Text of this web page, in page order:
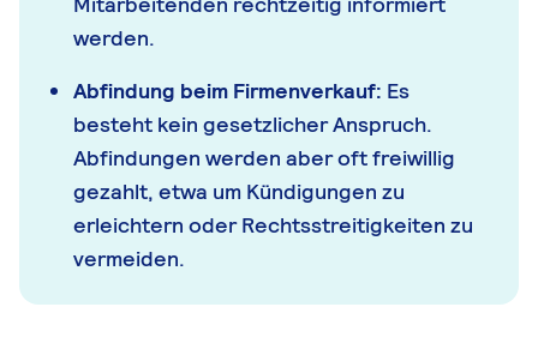
werden.
Abfindung beim Firmenverkauf: Es
besteht kein gesetzlicher Anspruch.
Abfindungen werden aber oft freiwillig
gezahlt, etwa um Kündigungen zu
erleichtern oder Rechtsstreitigkeiten zu
vermeiden.